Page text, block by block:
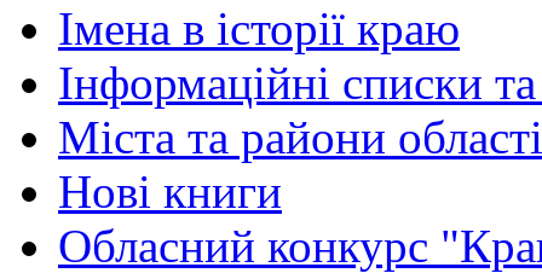
Імена в історії краю
Інформаційні списки
Міста та райони області
Нові книги
Обласний конкурс